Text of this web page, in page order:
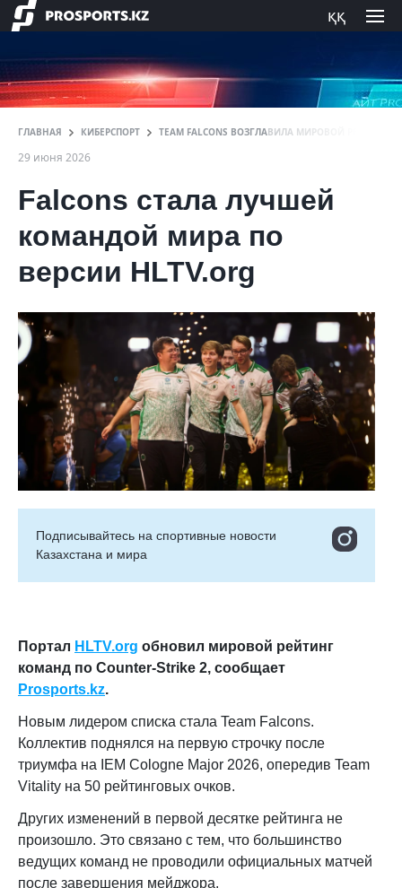
ққ
ГЛАВНАЯ КИБЕРСПОРТ TEAM FALCONS ВОЗГЛАВИЛА МИРОВОЙ РЕЙТИНГ
29 июня 2026
Falcons стала лучшей
командой мира по
версии HLTV.org
Подписывайтесь на cпортивные новости
Казахстана и мира
Портал HLTV.org обновил мировой рейтинг
команд по Counter-Strike 2, сообщает
Prosports.kz.
Новым лидером списка стала Team Falcons.
Коллектив поднялся на первую строчку после
триумфа на IEM Cologne Major 2026, опередив Team
Vitality на 50 рейтинговых очков.
Других изменений в первой десятке рейтинга не
произошло. Это связано с тем, что большинство
ведущих команд не проводили официальных матчей
после завершения мейджора.